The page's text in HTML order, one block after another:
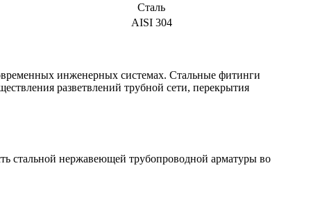
Сталь
AISI 304
инженерных системах. Стальные фитинги
разветвлений трубной сети, перекрытия
стальной нержавеющей трубопроводной арматуры во